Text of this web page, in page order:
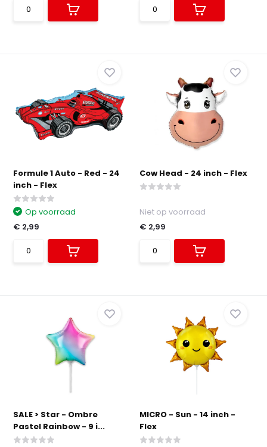
Formule 1 Auto - Red - 24
inch - Flex
Op voorraad
€ 2,99
Cow Head - 24 inch - Flex
Niet op voorraad
€ 2,99
SALE > Star - Ombre
Pastel Rainbow - 9 i...
MICRO - Sun - 14 inch -
Flex